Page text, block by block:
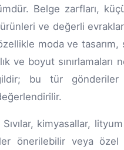
Belge zarfları,
ve değerli
moda ve tasarım,
ve boyut sınırlamaları
bu tür
kimyasallar,
önerilebilir veya özel